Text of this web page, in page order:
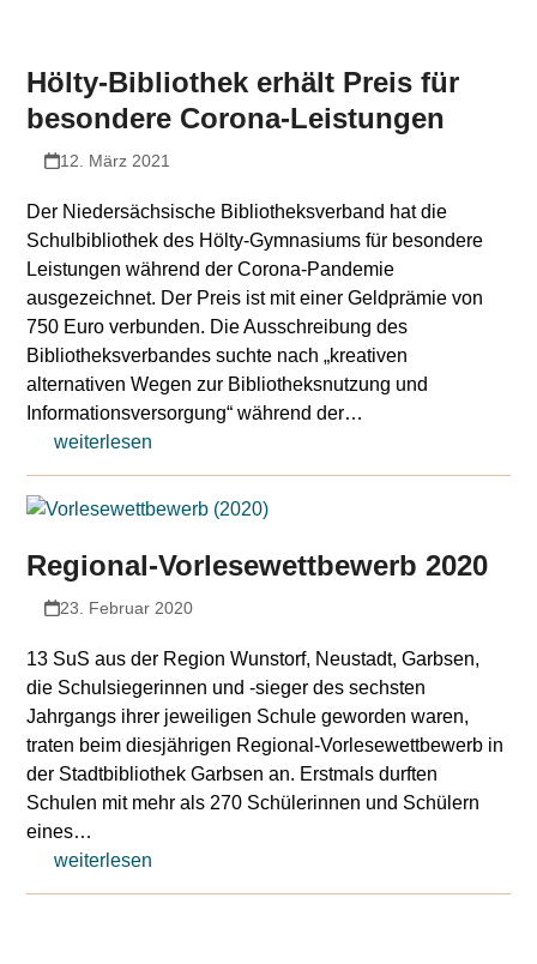
Hölty-Bibliothek erhält Preis für
besondere Corona-Leistungen
12. März 2021
Der Niedersächsische Bibliotheksverband hat die
Schulbibliothek des Hölty-Gymnasiums für besondere
Leistungen während der Corona-Pandemie
ausgezeichnet. Der Preis ist mit einer Geldprämie von
750 Euro verbunden. Die Ausschreibung des
Bibliotheksverbandes suchte nach „kreativen
alternativen Wegen zur Bibliotheksnutzung und
Informationsversorgung“ während der…
weiterlesen
Regional-Vorlesewettbewerb 2020
23. Februar 2020
13 SuS aus der Region Wunstorf, Neustadt, Garbsen,
die Schulsiegerinnen und -sieger des sechsten
Jahrgangs ihrer jeweiligen Schule geworden waren,
traten beim diesjährigen Regional-Vorlesewettbewerb in
der Stadtbibliothek Garbsen an. Erstmals durften
Schulen mit mehr als 270 Schülerinnen und Schülern
eines…
weiterlesen